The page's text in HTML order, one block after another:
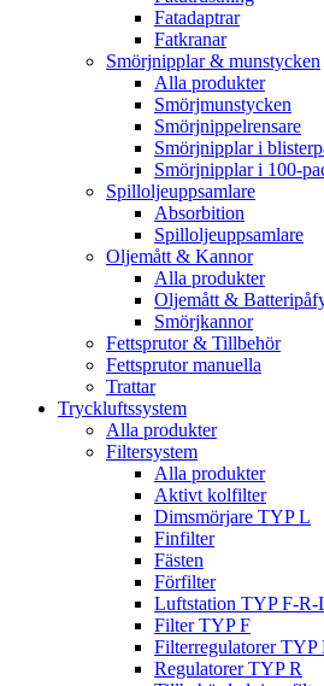
Fatadaptrar
Fatkranar
Smörjnipplar & munstycken
Alla produkter
Smörjmunstycken
Smörjnippelrensare
Smörjnipplar i
Smörjnipplar i 100-
Spilloljeuppsamlare
Absorbition
Spilloljeuppsamlare
Oljemått & Kannor
Alla produkter
Oljemått &
Smörjkannor
Fettsprutor & Tillbehör
Fettsprutor manuella
Trattar
Tryckluftssystem
Alla produkter
Filtersystem
Alla produkter
Aktivt kolfilter
Dimsmörjare TYP L
Finfilter
Fästen
Förfilter
Luftstation TYP F-R-
Filter TYP F
Filterregulatorer TYP
Regulatorer TYP R